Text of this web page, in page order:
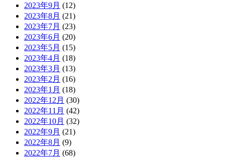
2023年9月 (12)
2023年8月 (21)
2023年7月 (23)
2023年6月 (20)
2023年5月 (15)
2023年4月 (18)
2023年3月 (13)
2023年2月 (16)
2023年1月 (18)
2022年12月 (30)
2022年11月 (42)
2022年10月 (32)
2022年9月 (21)
2022年8月 (9)
2022年7月 (68)